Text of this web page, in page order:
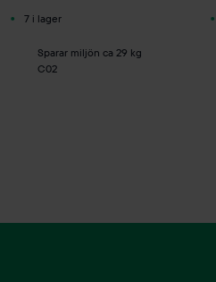
7 i lager
Sparar miljön ca 29 kg
C02